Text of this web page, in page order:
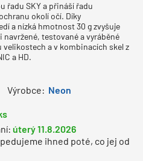
řadu SKY a přináší řadu
okolí očí. Díky
a nízká hmotnost 30 g zvyšuje
testované a vyráběné
a v kombinacích skel z
a HD.
Výrobce: Neon
úterý 11.8.2026
ihned poté, co jej od